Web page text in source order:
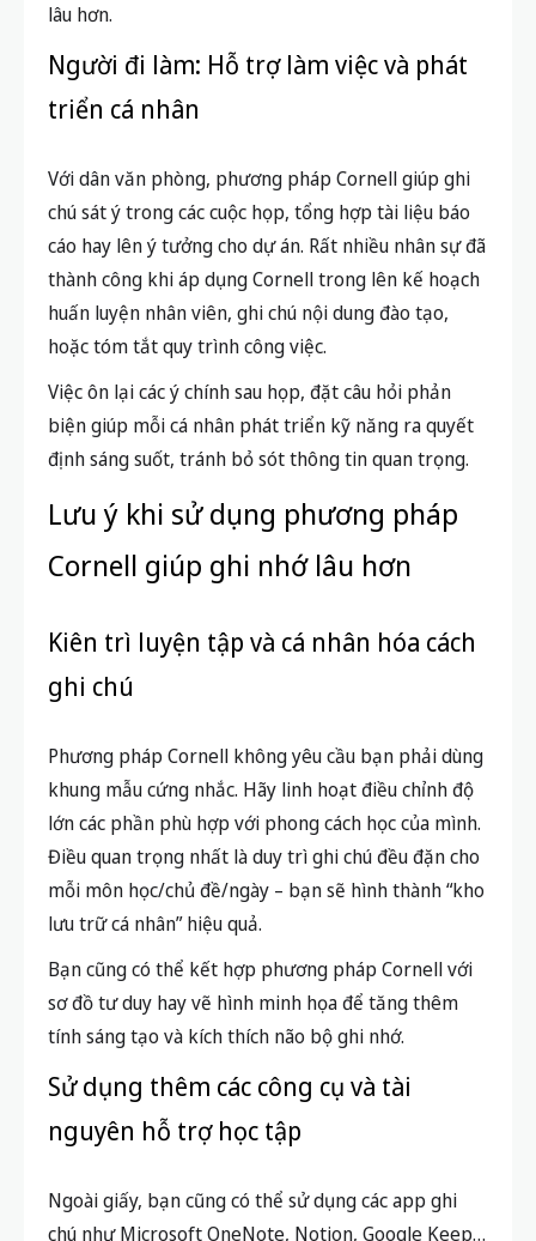
lâu hơn.
Người đi làm: Hỗ trợ làm việc và phát
triển cá nhân
Với dân văn phòng, phương pháp Cornell giúp ghi
chú sát ý trong các cuộc họp, tổng hợp tài liệu báo
cáo hay lên ý tưởng cho dự án. Rất nhiều nhân sự đã
thành công khi áp dụng Cornell trong lên kế hoạch
huấn luyện nhân viên, ghi chú nội dung đào tạo,
hoặc tóm tắt quy trình công việc.
Việc ôn lại các ý chính sau họp, đặt câu hỏi phản
biện giúp mỗi cá nhân phát triển kỹ năng ra quyết
định sáng suốt, tránh bỏ sót thông tin quan trọng.
Lưu ý khi sử dụng phương pháp
Cornell giúp ghi nhớ lâu hơn
Kiên trì luyện tập và cá nhân hóa cách
ghi chú
Phương pháp Cornell không yêu cầu bạn phải dùng
khung mẫu cứng nhắc. Hãy linh hoạt điều chỉnh độ
lớn các phần phù hợp với phong cách học của mình.
Điều quan trọng nhất là duy trì ghi chú đều đặn cho
mỗi môn học/chủ đề/ngày – bạn sẽ hình thành “kho
lưu trữ cá nhân” hiệu quả.
Bạn cũng có thể kết hợp phương pháp Cornell với
sơ đồ tư duy hay vẽ hình minh họa để tăng thêm
tính sáng tạo và kích thích não bộ ghi nhớ.
Sử dụng thêm các công cụ và tài
nguyên hỗ trợ học tập
Ngoài giấy, bạn cũng có thể sử dụng các app ghi
chú như Microsoft OneNote, Notion, Google Keep…